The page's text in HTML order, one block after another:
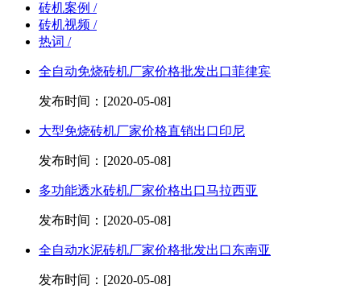
砖机案例 /
砖机视频 /
热词 /
全自动免烧砖机厂家价格批发出口菲律宾
发布时间：[2020-05-08]
大型免烧砖机厂家价格直销出口印尼
发布时间：[2020-05-08]
多功能透水砖机厂家价格出口马拉西亚
发布时间：[2020-05-08]
全自动水泥砖机厂家价格批发出口东南亚
发布时间：[2020-05-08]